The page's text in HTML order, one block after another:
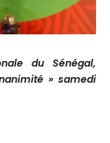
du Sénégal,
» samedi